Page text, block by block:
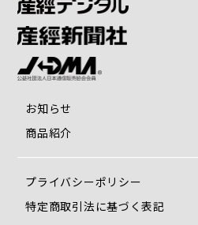
お知らせ
商品紹介
プライバシーポリシー
特定商取引法に基づく表記